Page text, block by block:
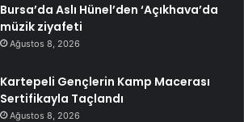
Bursa’da Aslı Hünel’den ‘Açıkhava’da
müzik ziyafeti
Ağustos 8, 2026
Kartepeli Gençlerin Kamp Macerası
Sertifikayla Taçlandı
Ağustos 8, 2026